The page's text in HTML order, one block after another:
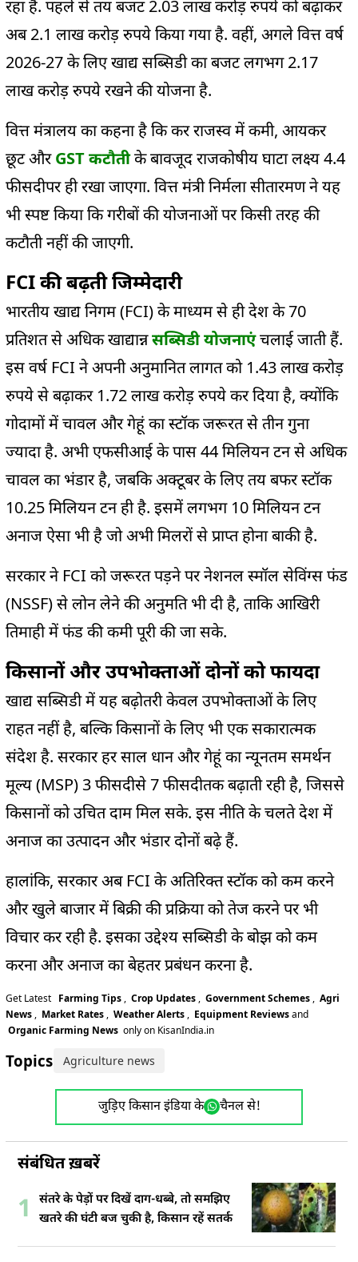
रहा है. पहले से तय बजट 2.03 लाख करोड़ रुपये को बढ़ाकर
अब 2.1 लाख करोड़ रुपये किया गया है. वहीं, अगले वित्त वर्ष
2026-27 के लिए खाद्य सब्सिडी का बजट लगभग 2.17
लाख करोड़ रुपये रखने की योजना है.
वित्त मंत्रालय का कहना है कि कर राजस्व में कमी, आयकर
छूट औरGST कटौतीके बावजूद राजकोषीय घाटा लक्ष्य 4.4
फीसदीपर ही रखा जाएगा. वित्त मंत्री निर्मला सीतारमण ने यह
भी स्पष्ट किया कि गरीबों की योजनाओं पर किसी तरह की
कटौती नहीं की जाएगी.
FCI की बढ़ती जिम्मेदारी
भारतीय खाद्य निगम (FCI) के माध्यम से ही देश के 70
प्रतिशत से अधिक खाद्यान्नसब्सिडी योजनाएंचलाई जाती हैं.
इस वर्ष FCI ने अपनी अनुमानित लागत को 1.43 लाख करोड़
रुपये से बढ़ाकर 1.72 लाख करोड़ रुपये कर दिया है, क्योंकि
गोदामों में चावल और गेहूं का स्टॉक जरूरत से तीन गुना
ज्यादा है. अभी एफसीआई के पास 44 मिलियन टन से अधिक
चावल का भंडार है, जबकि अक्टूबर के लिए तय बफर स्टॉक
10.25 मिलियन टन ही है. इसमें लगभग 10 मिलियन टन
अनाज ऐसा भी है जो अभी मिलरों से प्राप्त होना बाकी है.
सरकार ने FCI को जरूरत पड़ने पर नेशनल स्मॉल सेविंग्स फंड
(NSSF) से लोन लेने की अनुमति भी दी है, ताकि आखिरी
तिमाही में फंड की कमी पूरी की जा सके.
किसानों और उपभोक्ताओं दोनों को फायदा
खाद्य सब्सिडी में यह बढ़ोतरी केवल उपभोक्ताओं के लिए
राहत नहीं है, बल्कि किसानों के लिए भी एक सकारात्मक
संदेश है. सरकार हर साल धान और गेहूं का न्यूनतम समर्थन
मूल्य (MSP) 3 फीसदीसे 7 फीसदीतक बढ़ाती रही है, जिससे
किसानों को उचित दाम मिल सके. इस नीति के चलते देश में
अनाज का उत्पादन और भंडार दोनों बढ़े हैं.
हालांकि, सरकार अब FCI के अतिरिक्त स्टॉक को कम करने
और खुले बाजार में बिक्री की प्रक्रिया को तेज करने पर भी
विचार कर रही है. इसका उद्देश्य सब्सिडी के बोझ को कम
करना और अनाज का बेहतर प्रबंधन करना है.
Get Latest Farming Tips , Crop Updates , Government Schemes , Agri
News , Market Rates , Weather Alerts , Equipment Reviewsand
Organic Farming News only on KisanIndia.in
Topics: Agriculture news
जुड़िए किसान इंडिया के चैनल से!
संबंधित ख़बरें
1
संतरे के पेड़ों पर दिखें दाग-धब्बे, तो समझिए
खतरे की घंटी बज चुकी है, किसान रहें सतर्क